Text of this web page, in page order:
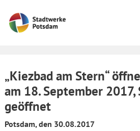
Startseite
„Kiezbad am Stern“
am 18. September
geöffnet
Potsdam, den 30.08.2017